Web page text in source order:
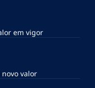
em vigor
novo valor